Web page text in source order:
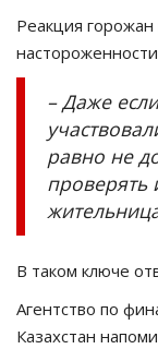
Реакция горожан
– Даже
равно не
В таком ключе
Агентство по
Казахстан